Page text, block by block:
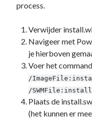
process.
Verwijder
Navigeer met
je hierboven
Voer het
/
/
Plaats de
(het kunnen er